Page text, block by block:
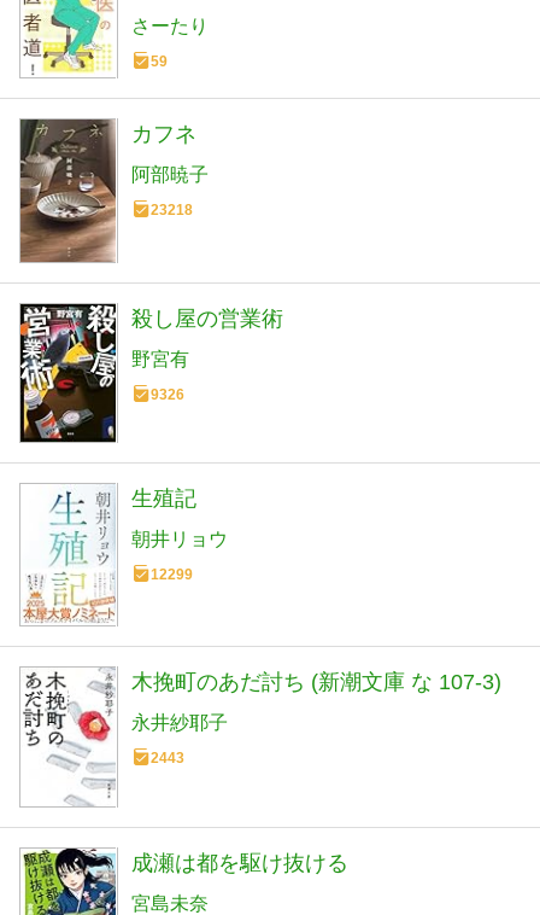
さーたり
59
カフネ
阿部暁子
23218
殺し屋の営業術
野宮有
9326
生殖記
朝井リョウ
12299
木挽町のあだ討ち (新潮文庫 な 107-3)
永井紗耶子
2443
成瀬は都を駆け抜ける
宮島未奈